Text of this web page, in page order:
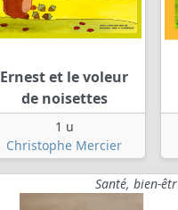
Ernest et le voleur
de noisettes
1 u
Christophe Mercier
Santé, bien-êtr